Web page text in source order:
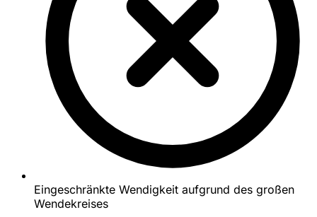
Eingeschränkte Wendigkeit aufgrund des großen
Wendekreises